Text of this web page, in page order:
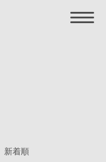
新着順